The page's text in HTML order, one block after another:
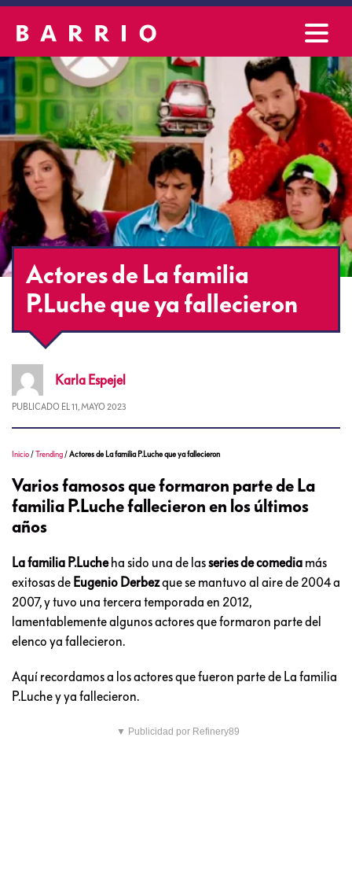
Actores de La familia
P.Luche que ya fallecieron
Karla Espejel
PUBLICADO EL 11, MAYO 2023
Inicio /Trending /Actores de La familia P.Luche que ya fallecieron
Varios famosos que formaron parte de La
familia P.Luche fallecieron en los últimos
años
La familia P.Lucheha sido una de lasseries de comedia más
exitosas de Eugenio Derbezque se mantuvo al aire de 2004 a
2007, y tuvo una tercera temporada en 2012,
lamentablemente algunos actores que formaron parte del
elenco ya fallecieron.
Aquí recordamos a los actores que fueron parte de La familia
P.Luche y ya fallecieron.
▼ Publicidad por Refinery89